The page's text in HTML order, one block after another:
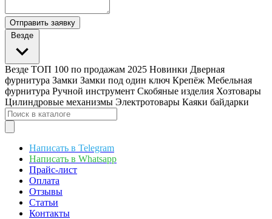
Отправить заявку
Везде
Везде ТОП 100 по продажам 2025 Новинки Дверная
фурнитура Замки Замки под один ключ Крепёж Мебельная
фурнитура Ручной инструмент Скобяные изделия Хозтовары
Цилиндровые механизмы Электротовары Каяки байдарки
Написать в Telegram
Написать в Whatsapp
Прайс-лист
Оплата
Отзывы
Статьи
Контакты